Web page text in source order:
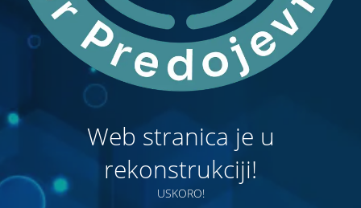
Web stranica je u
rekonstrukciji!
USKORO!